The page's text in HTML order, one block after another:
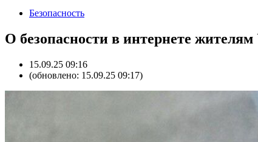
Безопасность
О безопасности в интернете
15.09.25 09:16
(обновлено: 15.09.25 09:17)